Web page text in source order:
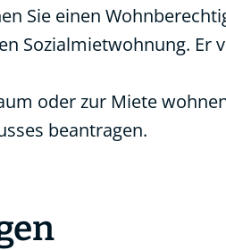
Sie einen
Sozialmietwohnung. Er
oder zur Miete
beantragen.